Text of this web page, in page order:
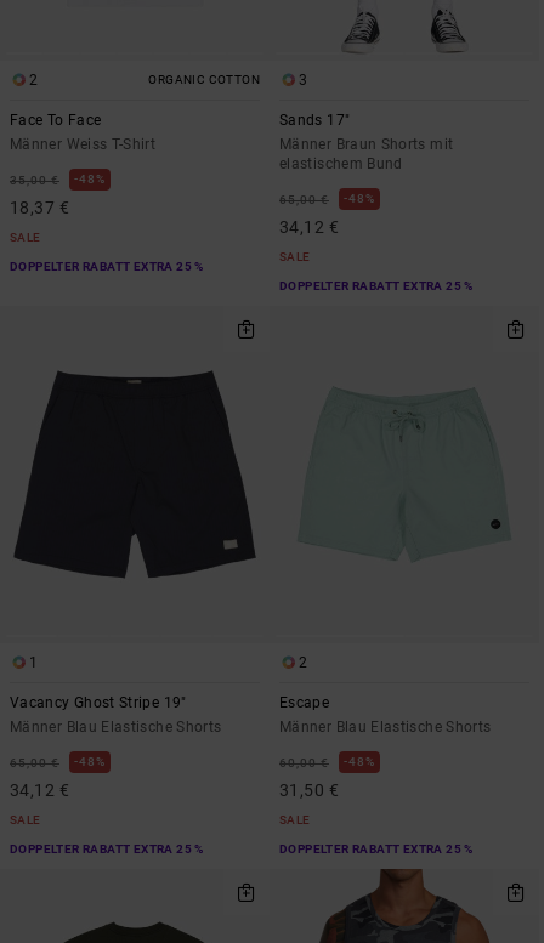
2 ORGANIC COTTON
Face To Face
Männer Weiss T-Shirt
35,00 € 48%
18,37 €
SALE
DOPPELTER RABATT EXTRA 25 %
3
Sands 17"
Männer Braun Shorts mit
elastischem Bund
65,00 € 48%
34,12 €
SALE
DOPPELTER RABATT EXTRA 25 %
1
Vacancy Ghost Stripe 19"
Männer Blau Elastische Shorts
65,00 € 48%
34,12 €
SALE
DOPPELTER RABATT EXTRA 25 %
2
Escape
Männer Blau Elastische Shorts
60,00 € 48%
31,50 €
SALE
DOPPELTER RABATT EXTRA 25 %